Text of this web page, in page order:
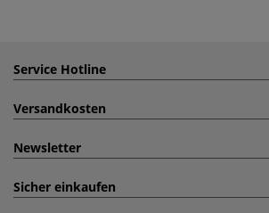
Service Hotline
Versandkosten
Newsletter
Sicher einkaufen